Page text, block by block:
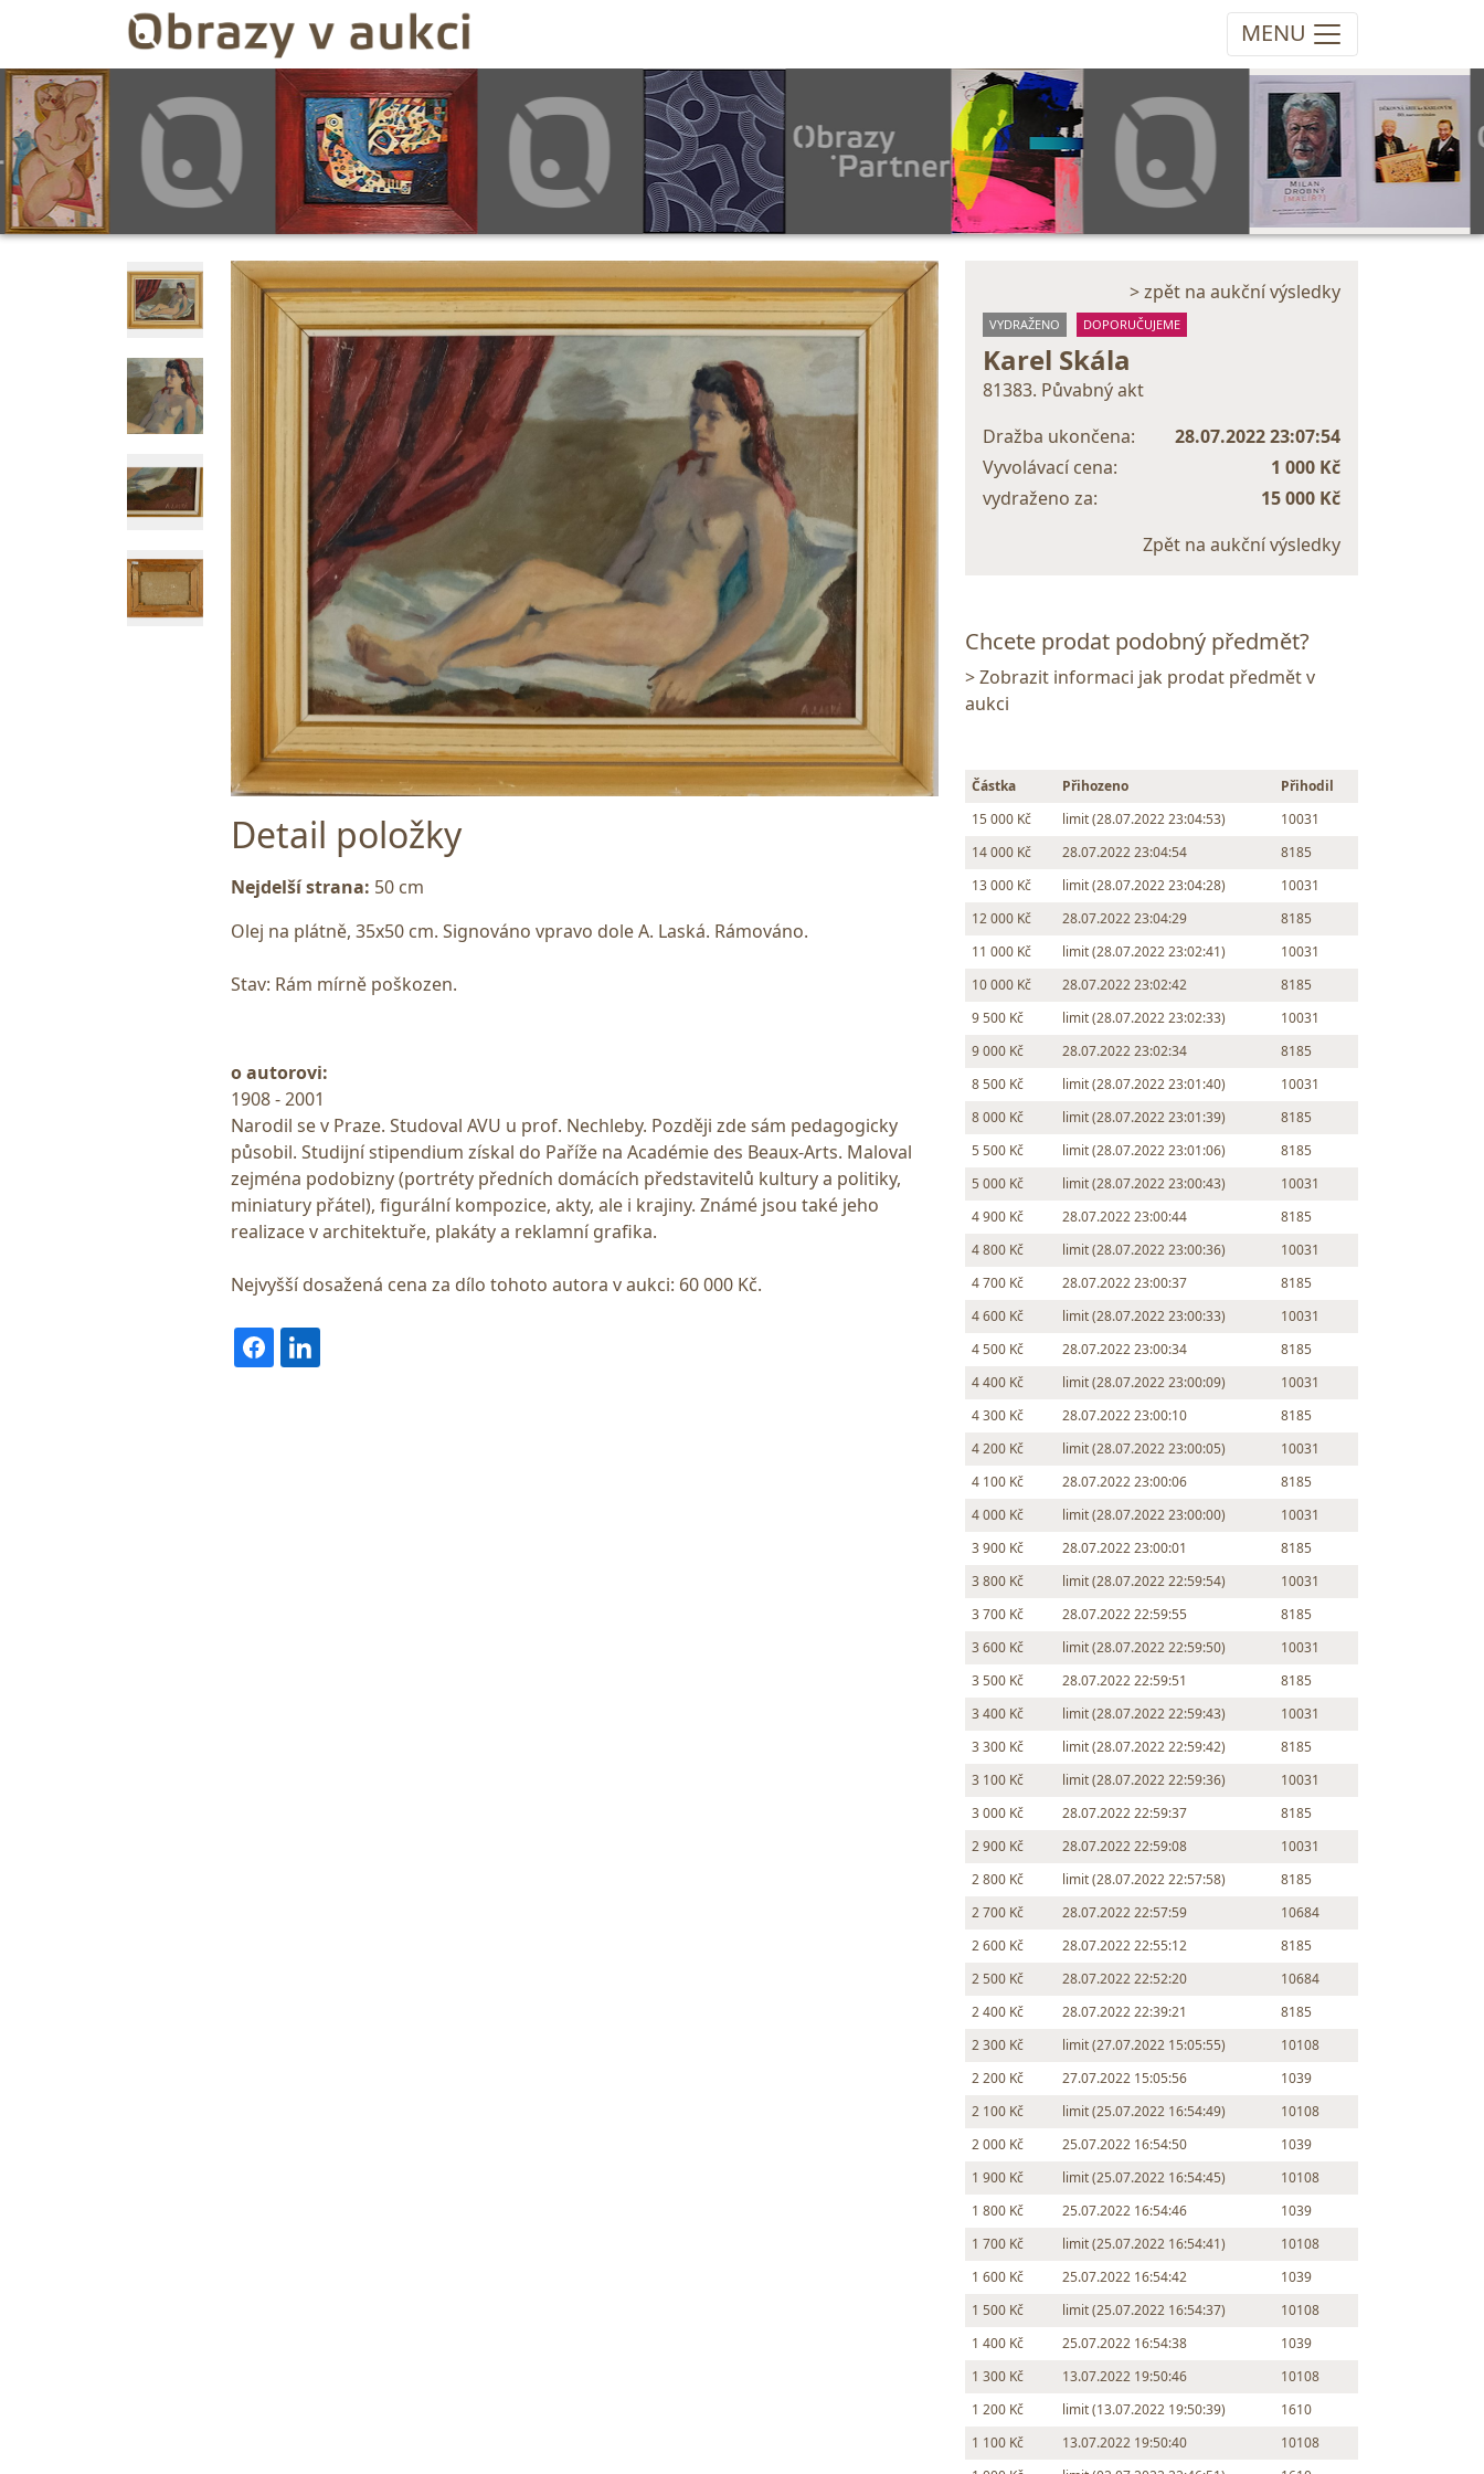
MENU
Detail položky
Nejdelší strana: 50 cm
Olej na plátně, 35x50 cm. Signováno vpravo dole A. Laská. Rámováno.
Stav: Rám mírně poškozen.
o autorovi:
1908 - 2001
Narodil se v Praze. Studoval AVU u prof. Nechleby. Později zde sám pedagogicky
působil. Studijní stipendium získal do Paříže na Académie des Beaux-Arts. Maloval
zejména podobizny (portréty předních domácích představitelů kultury a politiky,
miniatury přátel), figurální kompozice, akty, ale i krajiny. Známé jsou také jeho
realizace v architektuře, plakáty a reklamní grafika.
Nejvyšší dosažená cena za dílo tohoto autora v aukci: 60 000 Kč.
> zpět na aukční výsledky
VYDRAŽENO DOPORUČUJEME
Karel Skála
81383. Půvabný akt
Dražba ukončena:
28.07.2022 23:07:54
Vyvolávací cena:
1 000 Kč
vydraženo za:
15 000 Kč
Zpět na aukční výsledky
Chcete prodat podobný předmět?
> Zobrazit informaci jak prodat předmět v
aukci
Částka Přihozeno
Přihodil
15 000 Kč
limit (28.07.2022 23:04:53)
10031
14 000 Kč
28.07.2022 23:04:54
8185
13 000 Kč
limit (28.07.2022 23:04:28)
10031
12 000 Kč
28.07.2022 23:04:29
8185
11 000 Kč
limit (28.07.2022 23:02:41)
10031
10 000 Kč
28.07.2022 23:02:42
8185
9 500 Kč
limit (28.07.2022 23:02:33)
10031
9 000 Kč
28.07.2022 23:02:34
8185
8 500 Kč
limit (28.07.2022 23:01:40)
10031
8 000 Kč
limit (28.07.2022 23:01:39)
8185
5 500 Kč
limit (28.07.2022 23:01:06)
8185
5 000 Kč
limit (28.07.2022 23:00:43)
10031
4 900 Kč
28.07.2022 23:00:44
8185
4 800 Kč
limit (28.07.2022 23:00:36)
10031
4 700 Kč
28.07.2022 23:00:37
8185
4 600 Kč
limit (28.07.2022 23:00:33)
10031
4 500 Kč
28.07.2022 23:00:34
8185
4 400 Kč
limit (28.07.2022 23:00:09)
10031
4 300 Kč
28.07.2022 23:00:10
8185
4 200 Kč
limit (28.07.2022 23:00:05)
10031
4 100 Kč
28.07.2022 23:00:06
8185
4 000 Kč
limit (28.07.2022 23:00:00)
10031
3 900 Kč
28.07.2022 23:00:01
8185
3 800 Kč
limit (28.07.2022 22:59:54)
10031
3 700 Kč
28.07.2022 22:59:55
8185
3 600 Kč
limit (28.07.2022 22:59:50)
10031
3 500 Kč
28.07.2022 22:59:51
8185
3 400 Kč
limit (28.07.2022 22:59:43)
10031
3 300 Kč
limit (28.07.2022 22:59:42)
8185
3 100 Kč
limit (28.07.2022 22:59:36)
10031
3 000 Kč
28.07.2022 22:59:37
8185
2 900 Kč
28.07.2022 22:59:08
10031
2 800 Kč
limit (28.07.2022 22:57:58)
8185
2 700 Kč
28.07.2022 22:57:59
10684
2 600 Kč
28.07.2022 22:55:12
8185
2 500 Kč
28.07.2022 22:52:20
10684
2 400 Kč
28.07.2022 22:39:21
8185
2 300 Kč
limit (27.07.2022 15:05:55)
10108
2 200 Kč
27.07.2022 15:05:56
1039
2 100 Kč
limit (25.07.2022 16:54:49)
10108
2 000 Kč
25.07.2022 16:54:50
1039
1 900 Kč
limit (25.07.2022 16:54:45)
10108
1 800 Kč
25.07.2022 16:54:46
1039
1 700 Kč
limit (25.07.2022 16:54:41)
10108
1 600 Kč
25.07.2022 16:54:42
1039
1 500 Kč
limit (25.07.2022 16:54:37)
10108
1 400 Kč
25.07.2022 16:54:38
1039
1 300 Kč
13.07.2022 19:50:46
10108
1 200 Kč
limit (13.07.2022 19:50:39)
1610
1 100 Kč
13.07.2022 19:50:40
10108